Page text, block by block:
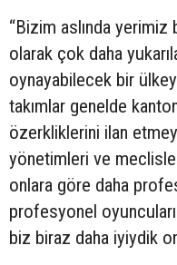
“Bizim aslında
olarak çok daha
oynayabilecek bir
takımlar genelde
özerkliklerini ilan
yönetimleri ve
onlara göre daha
profesyonel
biz biraz daha iyiydik